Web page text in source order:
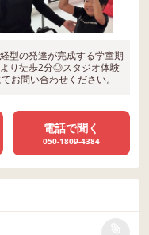
型の発達が完成する学童期
り徒歩2分◎スタジオ体験
お問い合わせください。
電話で聞く
050-1809-4384